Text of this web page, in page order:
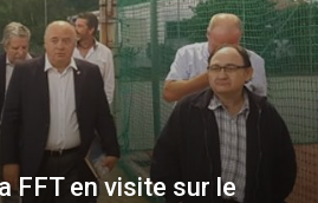
FFT en visite sur le